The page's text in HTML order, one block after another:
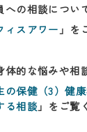
の相談につい
ィスアワー 」を
的な悩みや相
の保健（3）健
る相談」をご覧